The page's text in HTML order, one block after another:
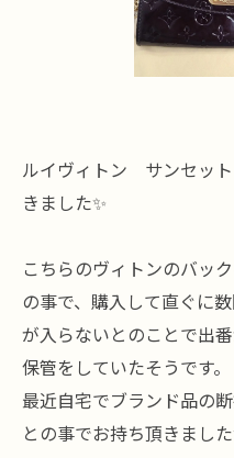
ルイヴィトン サンセッ
きました✨
こちらのヴィトンのバッ
の事で、購入して直ぐに
が入らないとのことで出
保管をしていたそうです。
最近自宅でブランド品の
との事でお持ち頂きました